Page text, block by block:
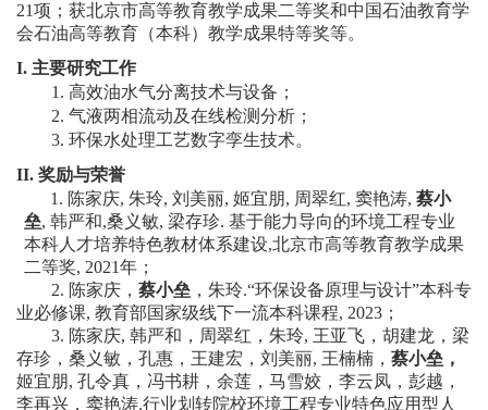
伍
学
校
活
21项；获北京市高等教育教学成果二等奖和中国石油教育学
会石油高等教育（本科）教学成果特等奖等。
I. 主要研究工作
1. 高效油水气分离技术与设备；
2. 气液两相流动及在线检测分析 ；
3. 环保水处理工艺数字孪生技术。
II. 奖励与荣誉
1. 陈家庆, 朱玲, 刘美丽, 姬宜朋, 周翠红, 窦艳涛, 蔡小
垒, 韩严和,桑义敏, 梁存珍. 基于能力导向的环境工程专业
本科人才培养特色教材体系建设,北京市高等教育教学成果
二等奖, 2021年；
2. 陈家庆， 蔡小垒 ，朱玲.“环保设备原理与设计”本科专
业必修课, 教育部国家级线下一流本科课程, 2023；
3. 陈家庆, 韩严和，周翠红，朱玲, 王亚飞，胡建龙，梁
存珍，桑义敏，孔惠，王建宏，刘美丽, 王楠楠， 蔡小垒，
姬宜朋, 孔令真，冯书耕，余莲，马雪姣，李云凤，彭越，
李再兴，窦艳涛.行业划转院校环境工程专业特色应用型人